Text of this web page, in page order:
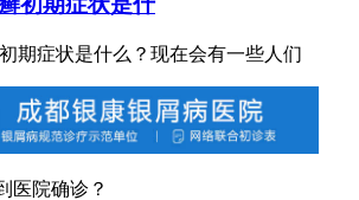
期症状是什么？现在会有一些人们
医院确诊？